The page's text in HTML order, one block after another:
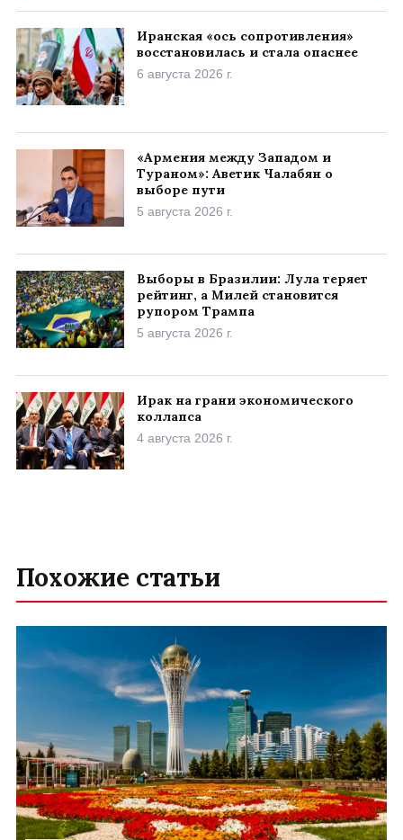
Иранская «ось сопротивления»
восстановилась и стала опаснее
6 августа 2026 г.
«Армения между Западом и
Тураном»: Аветик Чалабян о
выборе пути
5 августа 2026 г.
Выборы в Бразилии: Лула теряет
рейтинг, а Милей становится
рупором Трампа
5 августа 2026 г.
Ирак на грани экономического
коллапса
4 августа 2026 г.
Похожие статьи